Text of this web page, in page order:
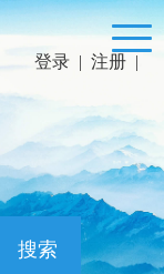
登录 | 注册 |
搜索